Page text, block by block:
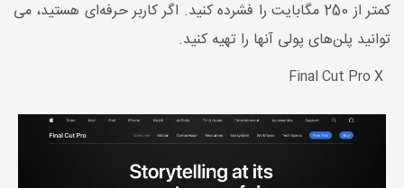
کمتر از 250 مگابایت را فشرده کنید. اگر کاربر حرفه‌ای هستید، می
توانید پلن‌های پولی آنها را تهیه کنید.
Final Cut Pro X